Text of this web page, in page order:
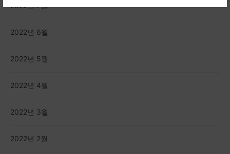
2022년 7월
2022년 6월
2022년 5월
2022년 4월
2022년 3월
2022년 2월